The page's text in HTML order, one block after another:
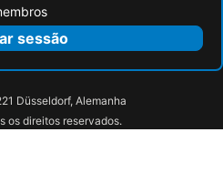
sessão
Düsseldorf, Alemanha
os direitos reservados.